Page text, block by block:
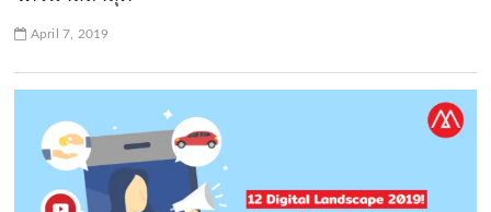
April 7, 2019